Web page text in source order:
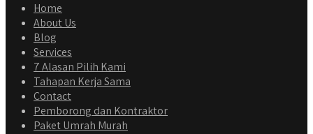
Home
About Us
Blog
Services
7 Alasan Pilih Kami
Tahapan Kerja Sama
Contact
Pemborong dan Kontraktor
Paket Umrah Murah